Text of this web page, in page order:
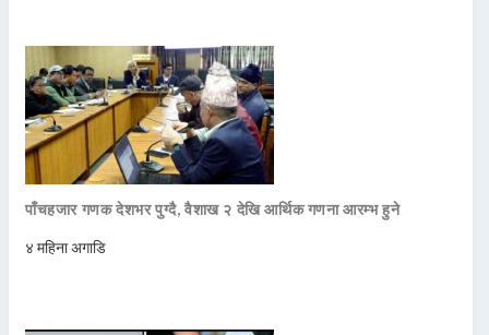
पाँचहजार गणक देशभर पुग्दै, वैशाख २ देखि आर्थिक गणना आरम्भ हुने
४ महिना अगाडि